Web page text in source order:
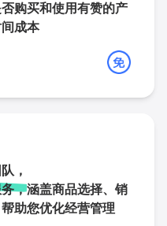
购买和使用有赞的产
成本
，
，涵盖商品选择、销
助您优化经营管理